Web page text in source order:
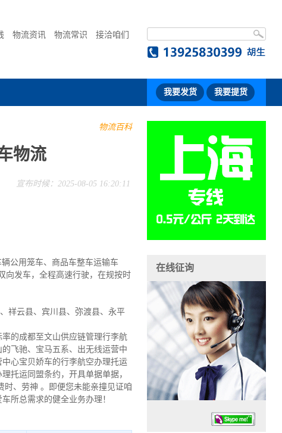
物流资讯 物流常识 接洽咱们
我要发货 我要提货
物流百科
物流
宣布时候：2025-08-05 16:20:11
公用笼车、商品车整车运输车
向发车，全程高速行驶，在规按时
祥云县、宾川县、弥渡县、永平
的成都至文山供应链管理行李航
飞驰、宝马五系、出无线运营中
心宝贝娇车的行李航空办理托运
托运同盟条约，开具单据单据，
、劳神 。即便您未能亲撞见证咱
所总需求的健全业务办理！
在线征询